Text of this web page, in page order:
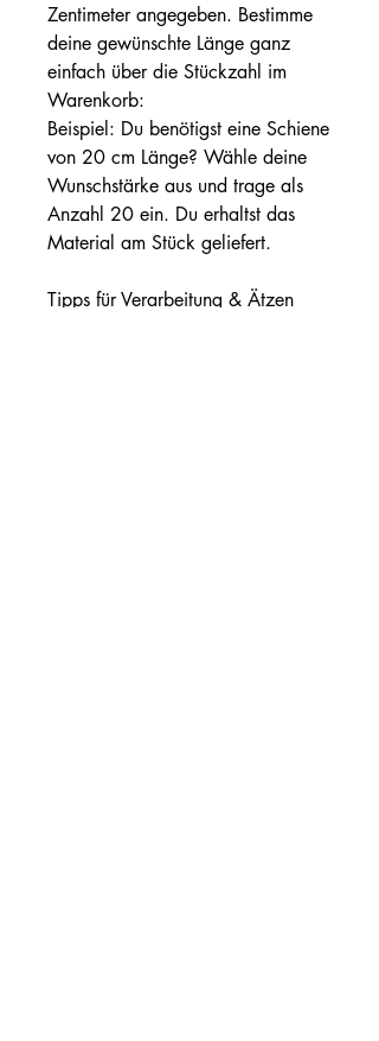
Zentimeter angegeben. Bestimme
deine gewünschte Länge ganz
einfach über die Stückzahl im
Warenkorb:
Beispiel: Du benötigst eine Schiene
von 20 cm Länge? Wähle deine
Wunschstärke aus und trage als
Anzahl 20 ein. Du erhaltst das
Material am Stück geliefert.
Tipps für Verarbeitung & Ätzen